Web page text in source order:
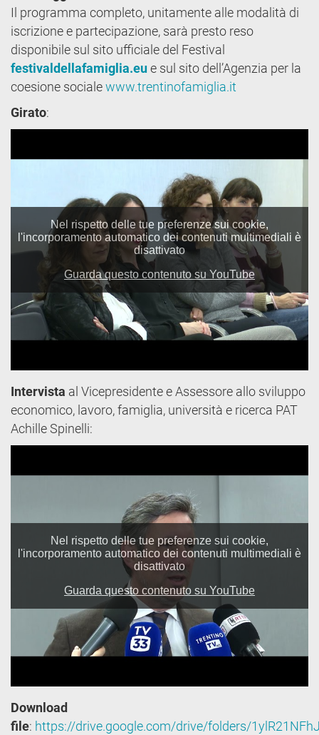
Il programma completo, unitamente alle modalità di
iscrizione e partecipazione, sarà presto reso
disponibile sul sito ufficiale del Festival
festivaldellafamiglia.eue sul sito dell’Agenzia per la
coesione socialewww.trentinofamiglia.it
Girato:
Intervista al Vicepresidente e Assessore allo sviluppo
economico, lavoro, famiglia, università e ricerca PAT
Achille Spinelli:
Download
file: https://drive.google.com/drive/folders/